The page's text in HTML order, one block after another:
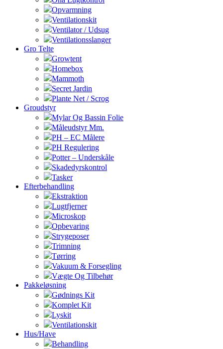
Opvarmning
Ventilationskit
Ventilator / Udsug
Ventilationsslanger
Gro Telte
Growtent
Homebox
Mammoth
Secret Jardin
Plante Net / Scrog
Groudstyr
Mylar Og Bassin Folie
Måleudstyr Mm.
PH – EC Målere
PH Regulering
Potter – Underskåle
Skadedyrskontrol
Tasker
Efterbehandling
Ekstraktion
Lugtfjerner
Microskop
Opbevaring
Strygeposer
Trimning
Tørring
Vakuum & Forsegling
Vægte Og Tilbehør
Pakkeløsning
Gødnings Kit
Komplet Kit
Lyskit
Ventilationskit
Hus/Have
Behandling